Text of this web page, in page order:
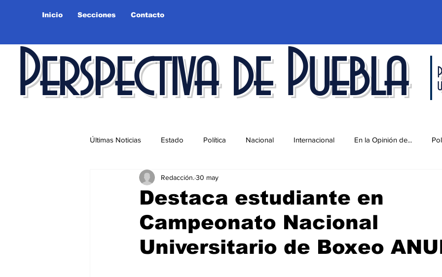
Inicio Secciones Contacto
Perspectiva de Puebla
Últimas Noticias Estado Política Nacional Internacional En la Opinión de...
Educación Ciudad Salud
Destaca estudiante en
Campeonato Nacional
Universitario de Boxeo
Redacción. 30 may